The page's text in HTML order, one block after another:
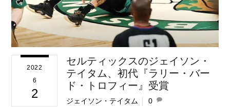
2022
6
2
セルティックスのジェイソン・
テイタム、初代『ラリー・バー
ド・トロフィー』受賞
ジェイソン・テイタム 0